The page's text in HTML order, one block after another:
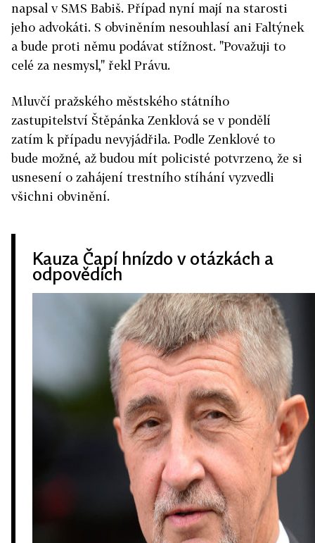
napsal v SMS Babiš. Případ nyní mají na starosti
jeho advokáti. S obviněním nesouhlasí ani Faltýnek
a bude proti němu podávat stížnost. "Považuji to
celé za nesmysl," řekl Právu.
Mluvčí pražského městského státního
zastupitelství Štěpánka Zenklová se v pondělí
zatím k případu nevyjádřila. Podle Zenklové to
bude možné, až budou mít policisté potvrzeno, že si
usnesení o zahájení trestního stíhání vyzvedli
všichni obvinění.
Kauza Čapí hnízdo v otázkách a
odpovědích